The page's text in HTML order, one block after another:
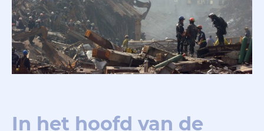
In het hoofd van de